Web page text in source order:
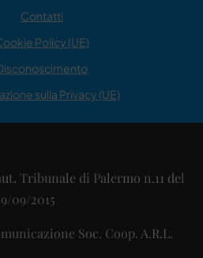
Contatti
Policy (UE)
sulla Privacy (UE)
Tribunale di Palermo n.11 del
09/2015
Soc. Coop. A.R.L.